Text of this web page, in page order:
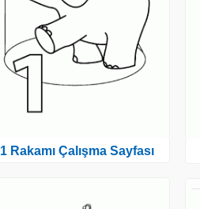
1 Rakamı Çalışma Sayfası